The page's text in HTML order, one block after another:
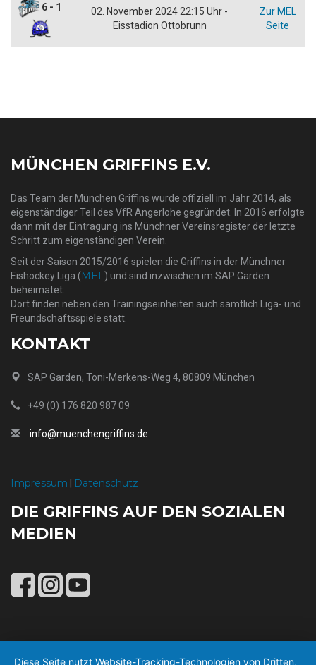
6 - 1
02. November 2024 22:15 Uhr -
Eisstadion Ottobrunn
Zur MEL
Seite
MÜNCHEN GRIFFINS E.V.
Das Team der München Griffins wurde offiziell im Jahr 2014, als
eigenständiger Teil des VfR Angerlohe gegründet. In 2016 erfolgte
dann mit der Eintragung ins Münchner Vereinsregister der letzte
Schritt zum eigenständigen Verein.
Seit der Saison 2015/2016 spielen die Griffins in der Münchner
Eishockey Liga (MEL) und sind inzwischen im SAP Garden
beheimatet.
Dort finden neben den Trainingseinheiten auch sämtlich Liga- und
Freundschaftsspiele statt.
KONTAKT
SAP Garden, Toni-Merkens-Weg 4, 80809 München
+49 (0) 176 820 987 09
info@muenchengriffins.de
Impressum Datenschutz
DIE GRIFFINS AUF DEN SOZIALEN
MEDIEN
Diese Seite nutzt Website-Tracking-Technologien von Dritten,